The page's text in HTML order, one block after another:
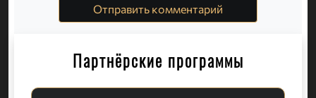
Отправить комментарий
Партнёрские программы